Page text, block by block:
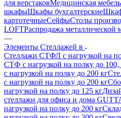
для верстаковМедицинская мебель
шкафыШкафы бухгалтерские
картотечныеСейфыСтолы
LOFTРаспродажа металлической
—
Элементы Стеллажей в
Стеллажи СТФЛ с нагрузкой на
СТФ с нагрузкой на полку до 100,
с нагрузкой на полку до 200 кг
с нагрузкой на полку до 200 кг
нагрузкой на полку до 125 кг
стеллажи для офиса и дома
нагрузкой на полку до 200 кг